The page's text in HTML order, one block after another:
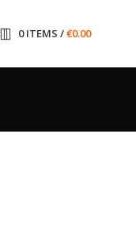
0ITEMS /€0.00